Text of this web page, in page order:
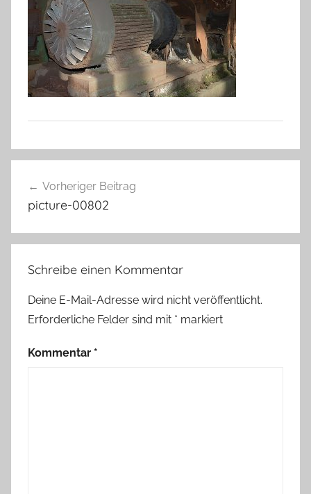
Vorheriger Beitrag
picture-00802
Schreibe einen Kommentar
Deine E-Mail-Adresse wird nicht veröffentlicht.
Erforderliche Felder sind mit * markiert
Kommentar *